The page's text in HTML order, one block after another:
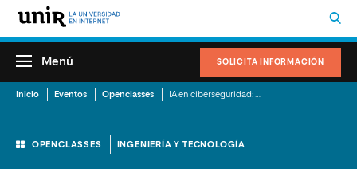
SOLICITA INFORMACIÓN
Menú
Inicio Eventos Openclasses
OPENCLASSES INGENIERÍA Y TECNOLOGÍA